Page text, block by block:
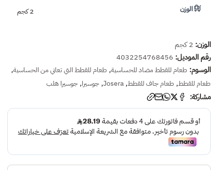
الوزن 2 كجم
الوزن: 2 كجم
رقم الموديل: 4032254768456
الوسوم: طعام للقطط مضاد للحساسية, طعام للقطط التي تعاني من الحساسية,
طعام للقطط, طعام جاف للقطط,
Josera
, جوسيرا, جوسيرا هلب
مشاركة: